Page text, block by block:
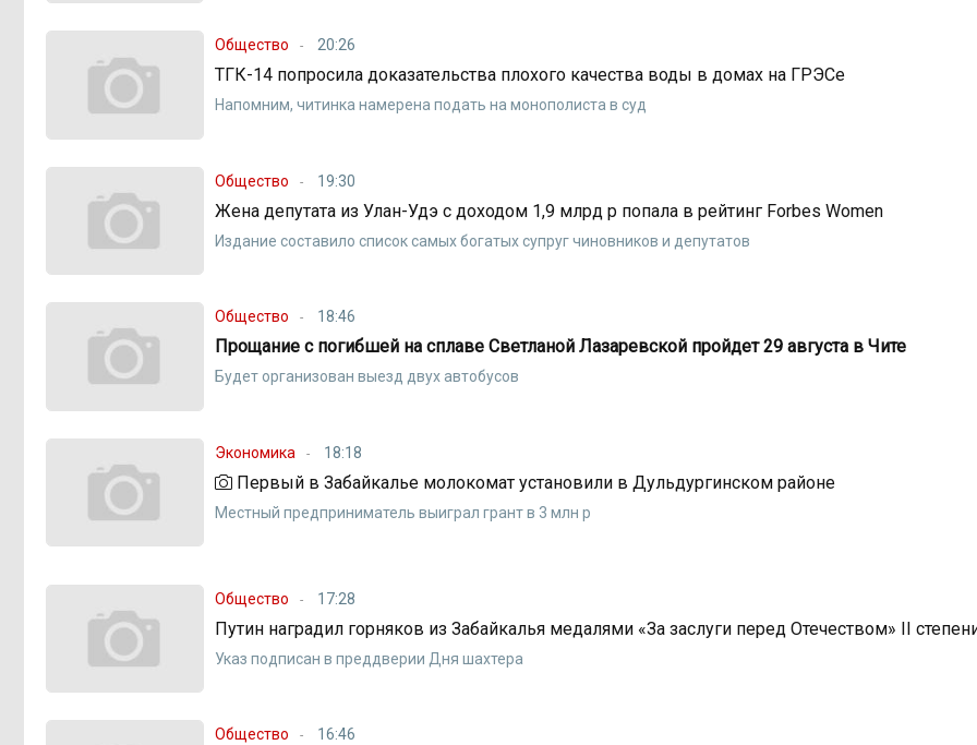
Общество 20:26
ТГК-14 попросила доказательства плохого качества воды в домах на ГРЭСе
Напомним, читинка намерена подать на монополиста в суд
Общество 19:30
Жена депутата из Улан-Удэ с доходом 1,9 млрд р попала в рейтинг Forbes Women
Издание составило список самых богатых супруг чиновников и депутатов
Общество 18:46
Прощание с погибшей на сплаве Светланой Лазаревской пройдет 29 августа в Чите
Будет организован выезд двух автобусов
Экономика 18:18
Первый в Забайкалье молокомат установили в Дульдургинском районе
Местный предприниматель выиграл грант в 3 млн р
Общество 17:28
Путин наградил горняков из Забайкалья медалями «За заслуги перед Отечеством» II
Указ подписан в преддверии Дня шахтера
Общество 16:46